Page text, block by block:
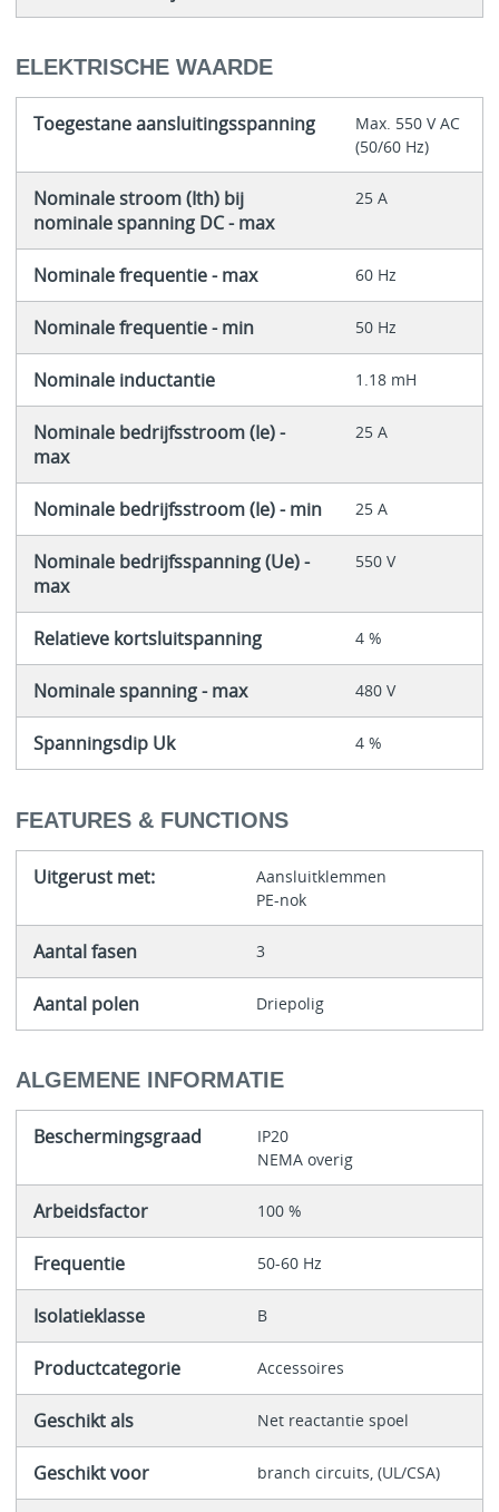
ELEKTRISCHE WAARDE
Toegestane aansluitingsspanning
Max. 550 V AC
(50/60 Hz)
Nominale stroom (Ith) bij
nominale spanning DC - max
25 A
Nominale frequentie - max 60 Hz
Nominale frequentie - min 50 Hz
Nominale inductantie 1.18 mH
Nominale bedrijfsstroom (Ie) -
max
25 A
Nominale bedrijfsstroom (Ie) - min 25 A
Nominale bedrijfsspanning (Ue) -
max
550 V
Relatieve kortsluitspanning 4 %
Nominale spanning - max 480 V
Spanningsdip Uk 4 %
FEATURES & FUNCTIONS
Uitgerust met:
Aansluitklemmen
PE-nok
Aantal fasen 3
Aantal polen Driepolig
ALGEMENE INFORMATIE
Beschermingsgraad
IP20
NEMA overig
Arbeidsfactor 100 %
Frequentie 50-60 Hz
Isolatieklasse B
Productcategorie Accessoires
Geschikt als Net reactantie spoel
Geschikt voor branch circuits, (UL/CSA)